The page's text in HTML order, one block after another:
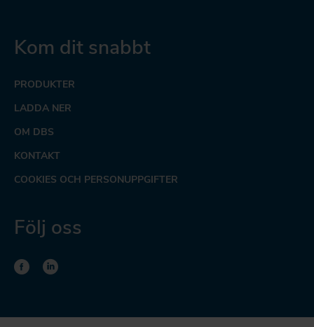
Kom dit snabbt
PRODUKTER
LADDA NER
OM DBS
KONTAKT
COOKIES OCH PERSONUPPGIFTER
Följ oss